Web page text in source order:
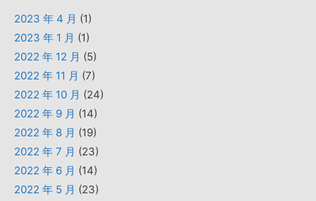
2023 年 4 月 (1)
2023 年 1 月 (1)
2022 年 12 月 (5)
2022 年 11 月 (7)
2022 年 10 月 (24)
2022 年 9 月 (14)
2022 年 8 月 (19)
2022 年 7 月 (23)
2022 年 6 月 (14)
2022 年 5 月 (23)